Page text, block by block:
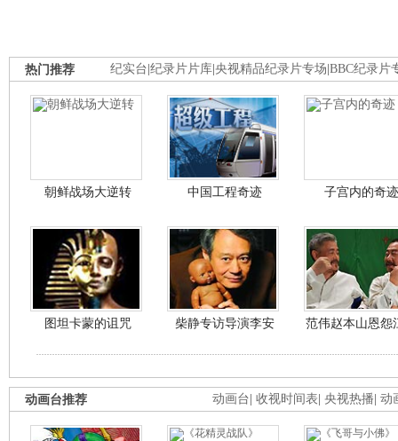
纪实台 纪录片片库 央视精品纪录片专场 BBC纪录片
热门推荐
朝鲜战场大逆转 中国工程奇迹 子宫内的奇迹
图坦卡蒙的诅咒 柴静专访导演李安 范伟赵本山恩怨
动画台 收视时间表 央视热播 动
动画台推荐